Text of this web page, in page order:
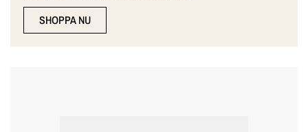
SHOPPA NU